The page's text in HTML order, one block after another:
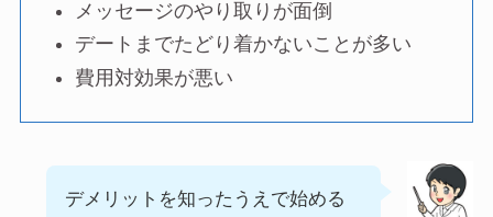
メッセージのやり取りが面倒
デートまでたどり着かないことが多い
費用対効果が悪い
デメリットを知ったうえで始める